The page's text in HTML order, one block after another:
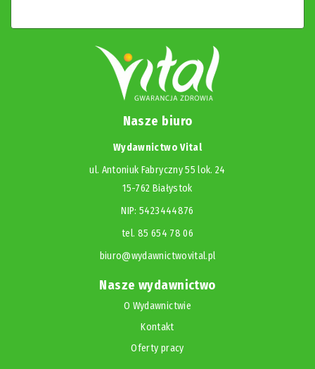
Nasze biuro
Wydawnictwo Vital
ul. Antoniuk Fabryczny 55 lok. 24
15-762 Białystok
NIP: 5423444876
tel. 85 654 78 06
biuro@wydawnictwovital.pl
Nasze wydawnictwo
O Wydawnictwie
Kontakt
Oferty pracy